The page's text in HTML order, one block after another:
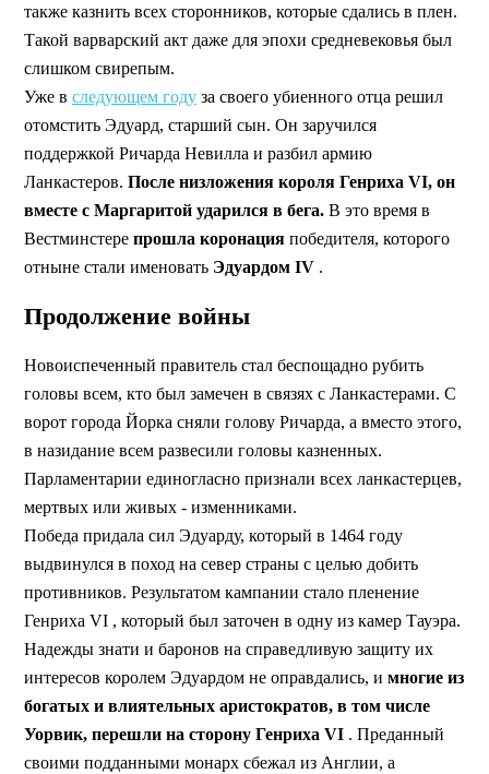
также казнить всех сторонников, которые сдались в плен.
Такой варварский акт даже для эпохи средневековья был
слишком свирепым.
Уже в следующем году за своего убиенного отца решил
отомстить Эдуард, старший сын. Он заручился
поддержкой Ричарда Невилла и разбил армию
Ланкастеров. После низложения короля Генриха VI, он
вместе с Маргаритой ударился в бега. В это время в
Вестминстере прошла коронация победителя, которого
отныне стали именовать Эдуардом IV .
Продолжение войны
Новоиспеченный правитель стал беспощадно рубить
головы всем, кто был замечен в связях с Ланкастерами. С
ворот города Йорка сняли голову Ричарда, а вместо этого,
в назидание всем развесили головы казненных.
Парламентарии единогласно признали всех ланкастерцев,
мертвых или живых - изменниками.
Победа придала сил Эдуарду, который в 1464 году
выдвинулся в поход на север страны с целью добить
противников. Результатом кампании стало пленение
Генриха VI , который был заточен в одну из камер Тауэра.
Надежды знати и баронов на справедливую защиту их
интересов королем Эдуардом не оправдались, и многие из
богатых и влиятельных аристократов, в том числе
Уорвик, перешли на сторону Генриха VI . Преданный
своими подданными монарх сбежал из Англии, а